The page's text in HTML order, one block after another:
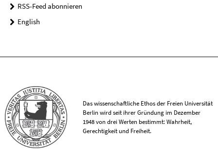
RSS-Feed abonnieren
English
Das wissenschaftliche Ethos der Freien Universität
Berlin wird seit ihrer Gründung im Dezember
1948 von drei Werten bestimmt: Wahrheit,
Gerechtigkeit und Freiheit.